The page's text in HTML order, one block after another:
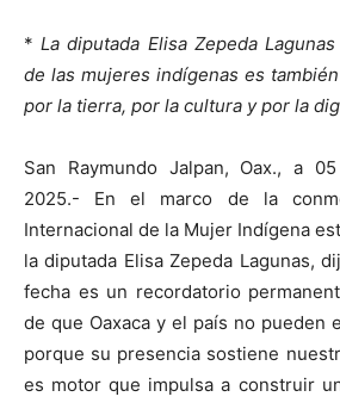
*La diputada Elisa Zepeda
de las mujeres indígenas es
por la tierra, por la cultura y por la
San Raymundo Jalpan, Oax., a
2025.- En el marco de la
Internacional de la Mujer Indígena
la diputada Elisa Zepeda Lagunas,
fecha es un recordatorio
de que Oaxaca y el país no pueden
porque su presencia sostiene
es motor que impulsa a construir